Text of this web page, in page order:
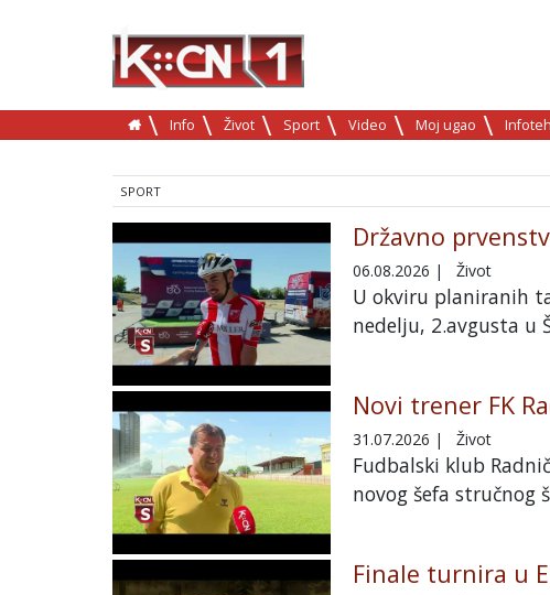
Info Život Sport Video Moj ugao
SPORT
Državno
06.08.2026 | Život
U okviru planiranih
nedelju, 2.avgusta u
Novi trener FK
31.07.2026 | Život
Fudbalski klub
novog šefa stručnog
Finale turnira u